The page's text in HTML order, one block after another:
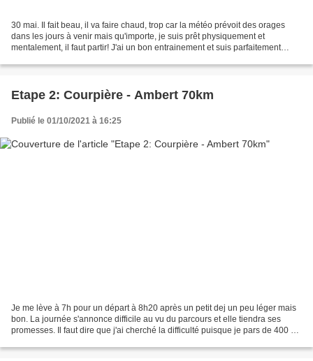
30 mai. Il fait beau, il va faire chaud, trop car la météo prévoit des orages
dans les jours à venir mais qu'importe, je suis prêt physiquement et
mentalement, il faut partir! J'ai un bon entrainement et suis parfaitement
Etape 2: Courpière - Ambert 70km
Publié le 01/10/2021 à 16:25
Je me lève à 7h pour un départ à 8h20 après un petit dej un peu léger mais
bon. La journée s'annonce difficile au vu du parcours et elle tiendra ses
promesses. Il faut dire que j'ai cherché la difficulté puisque je pars de 400 m